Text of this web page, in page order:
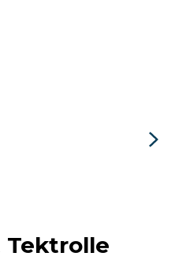
Tektrolle